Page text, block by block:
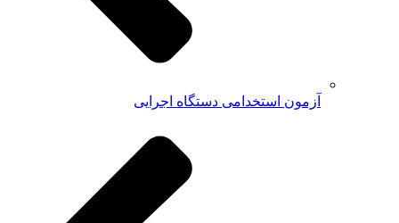
آزمون استخدامی دستگاه اجرایی